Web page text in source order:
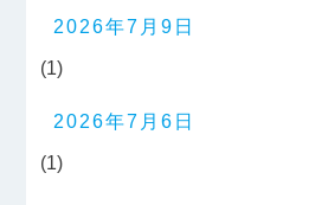
2026年7月9日
(1)
2026年7月6日
(1)